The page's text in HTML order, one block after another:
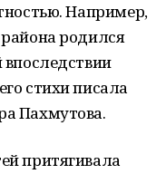
Например,
родился
впоследствии
стихи писала
Пахмутова.
притягивала